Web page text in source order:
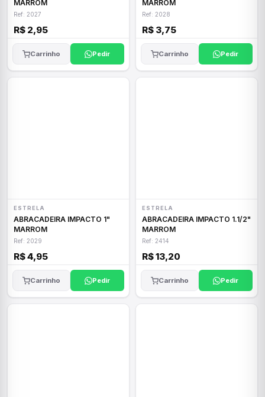
MARROM
Ref: 2027
R$ 2,95
Carrinho Pedir
MARROM
Ref: 2028
R$ 3,75
Carrinho Pedir
ESTRELA
ABRACADEIRA IMPACTO 1"
MARROM
Ref: 2029
R$ 4,95
Carrinho Pedir
ESTRELA
ABRACADEIRA IMPACTO 1.1/2"
MARROM
Ref: 2414
R$ 13,20
Carrinho Pedir